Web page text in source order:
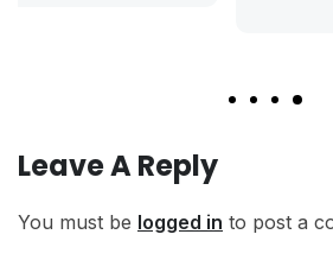
Leave A Reply
You must be logged in to post a